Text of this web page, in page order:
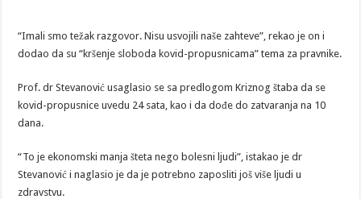
“Imali smo težak razgovor. Nisu usvojili naše zahteve”, rekao je on i
dodao da su “kršenje sloboda kovid-propusnicama” tema za pravnike.
Prof. dr Stevanović usaglasio se sa predlogom Kriznog štaba da se
kovid-propusnice uvedu 24 sata, kao i da dođe do zatvaranja na 10
dana.
“To je ekonomski manja šteta nego bolesni ljudi”, istakao je dr
Stevanović i naglasio je da je potrebno zaposliti još više ljudi u
zdravstvu.